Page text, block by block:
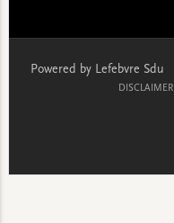
Powered by Lefebvre Sdu
DISCLAIMER